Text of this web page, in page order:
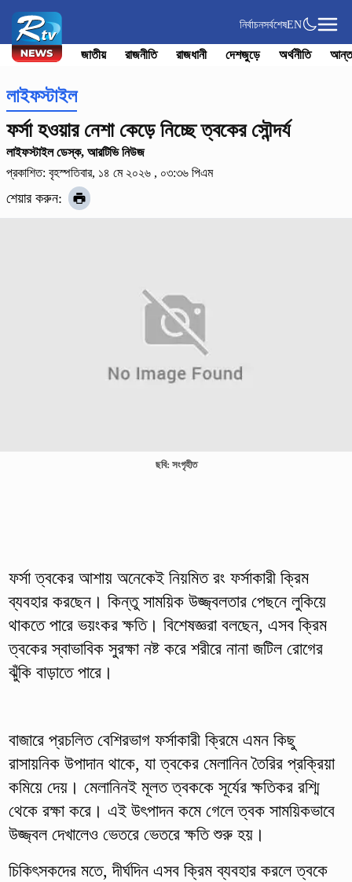
নির্বাচনসর্বশেষEN
জাতীয় রাজনীতি রাজধানী দেশজুড়ে অর্থনীতি
লাইফস্টাইল
ফর্সা হওয়ার নেশা কেড়ে নিচ্ছে ত্বকের সৌন্দর্য
লাইফস্টাইল ডেস্ক, আরটিভি নিউজ
প্রকাশিত: বৃহস্পতিবার, ১৪ মে ২০২৬ , ০৩:৩৬ পিএম
শেয়ার করুন:
ছবি: সংগৃহীত
ফর্সা ত্বকের আশায় অনেকেই নিয়মিত রং ফর্সাকারী ক্রিম
ব্যবহার করছেন। কিন্তু সাময়িক উজ্জ্বলতার পেছনে লুকিয়ে
থাকতে পারে ভয়ংকর ক্ষতি। বিশেষজ্ঞরা বলছেন, এসব ক্রিম
ত্বকের স্বাভাবিক সুরক্ষা নষ্ট করে শরীরে নানা জটিল রোগের
ঝুঁকি বাড়াতে পারে।
বাজারে প্রচলিত বেশিরভাগ ফর্সাকারী ক্রিমে এমন কিছু
রাসায়নিক উপাদান থাকে, যা ত্বকের মেলানিন তৈরির প্রক্রিয়া
কমিয়ে দেয়। মেলানিনই মূলত ত্বককে সূর্যের ক্ষতিকর রশ্মি
থেকে রক্ষা করে। এই উৎপাদন কমে গেলে ত্বক সাময়িকভাবে
উজ্জ্বল দেখালেও ভেতরে ভেতরে ক্ষতি শুরু হয়।
চিকিৎসকদের মতে, দীর্ঘদিন এসব ক্রিম ব্যবহার করলে ত্বকে